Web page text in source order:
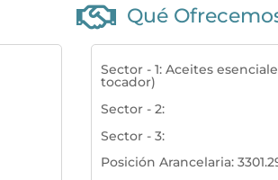
 Qué
Sector - 1:Aceites
tocador)
Sector - 2:
Sector - 3:
Posición Arancelaria: